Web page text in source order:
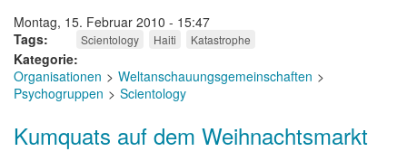
Montag, 15. Februar 2010 - 15:47
Tags
Scientology Haiti Katastrophe
Kategorie
Organisationen
Weltanschauungsgemeinschaften
Psychogruppen
Scientology
Kumquats auf dem Weihnachtsmarkt